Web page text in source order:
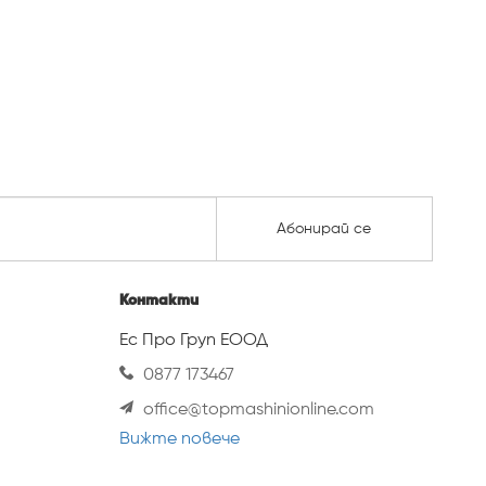
Абонирай се
Контакти
Ес Про Груп ЕООД
0877 173467
office@topmashinionline.com
Вижте повече